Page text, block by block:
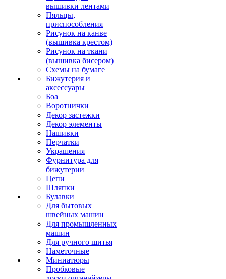
вышивки лентами
Пяльцы,
приспособления
Рисунок на канве
(вышивка крестом)
Рисунок на ткани
(вышивка бисером)
Схемы на бумаге
Бижутерия и
аксессуары
Боа
Воротнички
Декор застежки
Декор элементы
Нашивки
Перчатки
Украшения
Фурнитура для
бижутерии
Цепи
Шляпки
Булавки
Для бытовых
швейных машин
Для промышленных
машин
Для ручного шитья
Наметочные
Миниатюры
Пробковые